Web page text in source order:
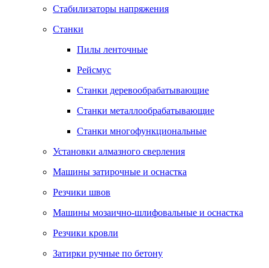
Стабилизаторы напряжения
Станки
Пилы ленточные
Рейсмус
Станки деревообрабатывающие
Станки металлообрабатывающие
Станки многофункциональные
Установки алмазного сверления
Машины затирочные и оснастка
Резчики швов
Машины мозаично-шлифовальные и оснастка
Резчики кровли
Затирки ручные по бетону